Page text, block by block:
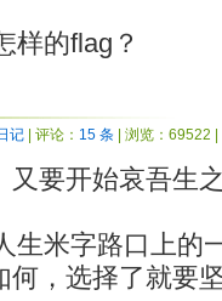
样的flag？
记 | 评论： 15 条 | 浏览：69522
又要开始哀吾生
生米字路口上的
何，选择了就要